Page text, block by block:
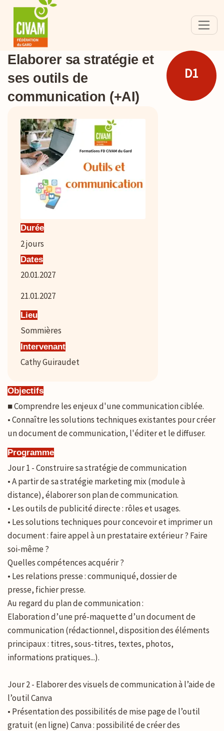
D1
Elaborer sa stratégie et
ses outils de
communication (+AI)
Durée
2jours
Dates
20.01.2027
21.01.2027
Lieu
Sommières
Intervenant
Cathy Guiraudet
Objectifs
■ Comprendre les enjeux d'une communication ciblée.
• Connaître les solutions techniques existantes pour créer
un document de communication, l'éditer et le diffuser.
Programme
Jour 1 - Construire sa stratégie de communication
• A partir de sa stratégie marketing mix (module à
distance), élaborer son plan de communication.
• Les outils de publicité directe : rôles et usages.
• Les solutions techniques pour concevoir et imprimer un
document : faire appel à un prestataire extérieur ? Faire
soi-même ?
Quelles compétences acquérir ?
• Les relations presse : communiqué, dossier de
presse, fichier presse.
Au regard du plan de communication :
Elaboration d’une pré-maquette d’un document de
communication (rédactionnel, disposition des éléments
principaux : titres, sous-titres, textes, photos,
informations pratiques...).
Jour 2 - Elaborer des visuels de communication à l’aide de
l’outil Canva
• Présentation des possibilités de mise page de l’outil
gratuit (en ligne) Canva : possibilité de créer des